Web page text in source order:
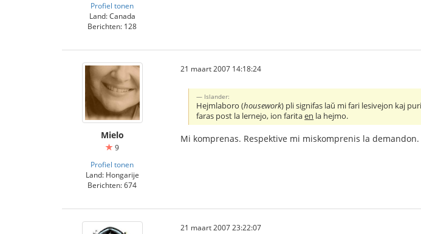
Profiel tonen
Land: Canada
Berichten: 128
Mielo
9
Profiel tonen
Land: Hongarije
Berichten: 674
21 maart 2007 14:18:24
Islander:
Hejmlaboro (housework) pli signifas laŭ mi fari lesivejon kaj
faras post la lernejo, ion faritaen la hejmo.
Mi komprenas. Respektive mi miskomprenis la demandon.
21 maart 2007 23:22:07